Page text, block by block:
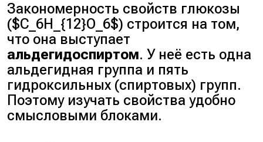
Закономерность свойств глюкозы
($C_6H_{12}O_6$) строится на том,
что она выступает
альдегидоспиртом. У неё есть одна
альдегидная группа и пять
гидроксильных (спиртовых) групп.
Поэтому изучать свойства удобно
смысловыми блоками.